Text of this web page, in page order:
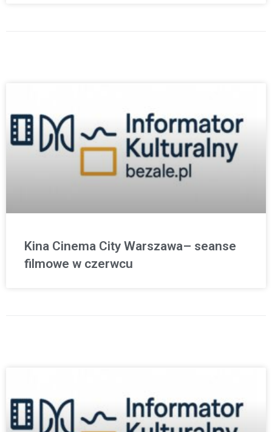
Kina Cinema City Warszawa– seanse
filmowe w czerwcu